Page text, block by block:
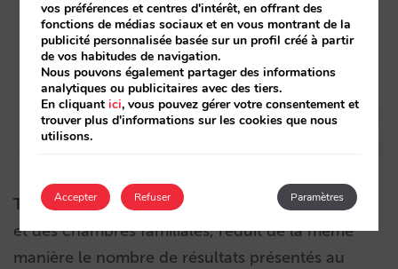
TripAdvisor :le fait de choisir plusieurs chambres
et des chambres familiales, réduit de la même
manière le nombre de résultats présentés au
vos préférences et centres d'intérêt, en offrant des
fonctions de médias sociaux et en vous montrant de la
publicité personnalisée basée sur un profil créé à partir
de vos habitudes de navigation.
Nous pouvons également partager des informations
analytiques ou publicitaires avec des tiers.
En cliquantici, vous pouvez gérer votre consentement et
trouver plus d'informations sur les cookies que nous
utilisons.
Accepter Paramètres
Refuser